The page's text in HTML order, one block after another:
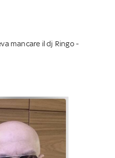
mancare il dj Ringo -